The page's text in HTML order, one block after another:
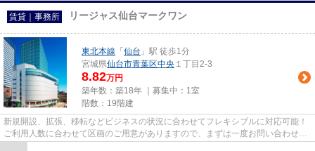
賃貸｜事務所 リージャス仙台マークワン
東北本線 「 仙台 」駅 徒歩1分
宮城県仙台市青葉区中央 １丁目2-3
8.82万円
築年数：築18年 ｜募集中： 1室
階数：19階建
新規開設、拡張、移転などビジネスの状況に合わせてフレキシブルに対応可能！
ご利用人数に合わせて区画のご用意がありますので、まずは一度お問い合わせ下